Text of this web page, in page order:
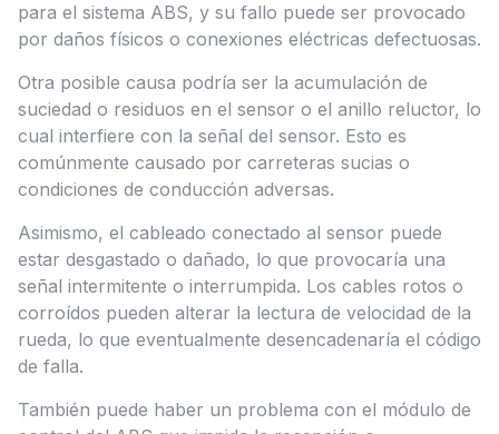
para el sistema ABS, y su fallo puede ser provocado
por daños físicos o conexiones eléctricas defectuosas.
Otra posible causa podría ser la acumulación de
suciedad o residuos en el sensor o el anillo reluctor, lo
cual interfiere con la señal del sensor. Esto es
comúnmente causado por carreteras sucias o
condiciones de conducción adversas.
Asimismo, el cableado conectado al sensor puede
estar desgastado o dañado, lo que provocaría una
señal intermitente o interrumpida. Los cables rotos o
corroídos pueden alterar la lectura de velocidad de la
rueda, lo que eventualmente desencadenaría el código
de falla.
También puede haber un problema con el módulo de